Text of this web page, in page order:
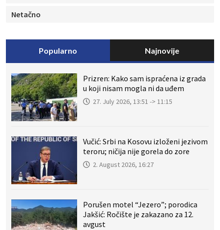
Netačno
Popularno Najnovije
Prizren: Kako sam ispraćena iz grada
u koji nisam mogla ni da uđem
27. July 2026, 13:51 -> 11:15
Vučić: Srbi na Kosovu izloženi jezivom
teroru; ničija nije gorela do zore
2. August 2026, 16:27
Porušen motel “Jezero”; porodica
Jakšić: Ročište je zakazano za 12.
avgust